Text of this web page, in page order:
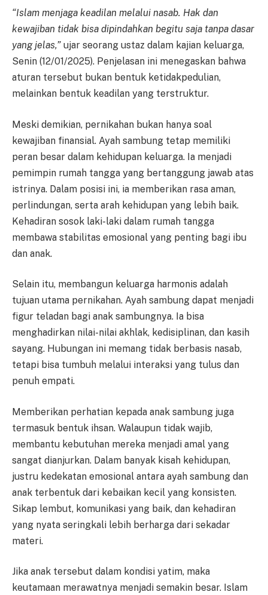
“Islam menjaga keadilan melalui nasab. Hak dan
kewajiban tidak bisa dipindahkan begitu saja tanpa dasar
yang jelas,” ujar seorang ustaz dalam kajian keluarga,
Senin (12/01/2025). Penjelasan ini menegaskan bahwa
aturan tersebut bukan bentuk ketidakpedulian,
melainkan bentuk keadilan yang terstruktur.
Meski demikian, pernikahan bukan hanya soal
kewajiban finansial. Ayah sambung tetap memiliki
peran besar dalam kehidupan keluarga. Ia menjadi
pemimpin rumah tangga yang bertanggung jawab atas
istrinya. Dalam posisi ini, ia memberikan rasa aman,
perlindungan, serta arah kehidupan yang lebih baik.
Kehadiran sosok laki-laki dalam rumah tangga
membawa stabilitas emosional yang penting bagi ibu
dan anak.
Selain itu, membangun keluarga harmonis adalah
tujuan utama pernikahan. Ayah sambung dapat menjadi
figur teladan bagi anak sambungnya. Ia bisa
menghadirkan nilai-nilai akhlak, kedisiplinan, dan kasih
sayang. Hubungan ini memang tidak berbasis nasab,
tetapi bisa tumbuh melalui interaksi yang tulus dan
penuh empati.
Memberikan perhatian kepada anak sambung juga
termasuk bentuk ihsan. Walaupun tidak wajib,
membantu kebutuhan mereka menjadi amal yang
sangat dianjurkan. Dalam banyak kisah kehidupan,
justru kedekatan emosional antara ayah sambung dan
anak terbentuk dari kebaikan kecil yang konsisten.
Sikap lembut, komunikasi yang baik, dan kehadiran
yang nyata seringkali lebih berharga dari sekadar
materi.
Jika anak tersebut dalam kondisi yatim, maka
keutamaan merawatnya menjadi semakin besar. Islam